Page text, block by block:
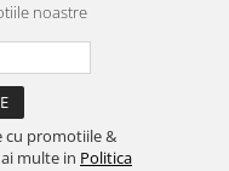
noastre
cu promotiile &
multe in Politica